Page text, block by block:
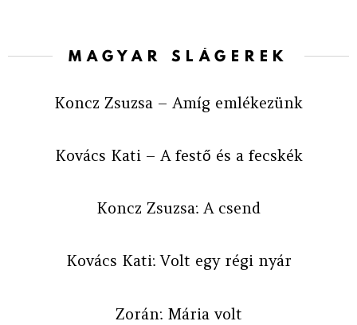
MAGYAR SLÁGEREK
Koncz Zsuzsa – Amíg emlékezünk
Kovács Kati – A festő és a fecskék
Koncz Zsuzsa: A csend
Kovács Kati: Volt egy régi nyár
Zorán: Mária volt